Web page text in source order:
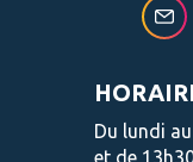
Du lundi
et de